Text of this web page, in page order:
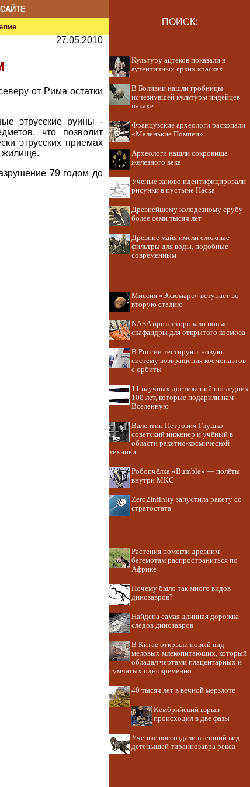
ПОИСК:
27.05.2010
от Рима остатки
этрусские руины -
что позволит
этрусских приемах
жилище.
79 годом до
Культуру ацтеков показали в
аутентичных ярких красках
В Боливии нашли гробницы
исчезнувшей культуры индейцев
пакахе
Французские археологи раскопали
«Маленькие Помпеи»
Археологи нашли сокровища
железного века
Ученые заново идентифицировали
рисунки в пустыне Наска
Древнейшему колодезному срубу
более семи тысяч лет
Древние майя имели сложные
фильтры для воды, подобные
современным
Миссия «Экзомарс» вступает во
вторую стадию
NASA протестировало новые
скафандры для открытого космоса
В России тестируют новую
систему возвращения космонавтов
с орбиты
11 научных достижений последних
100 лет, которые подарили нам
Вселенную
Валентин Петрович Глушко -
советский инженер и учёный в
области ракетно-космической
техники
Робопчёлка «Bumble» — полёты
внутри МКС
Zero2Infinity запустила ракету со
стратостата
Растения помогли древним
бегемотам распространиться по
Африке
Почему было так много видов
динозавров?
Найдена самая длинная дорожка
следов динозавров
В Китае открыли новый вид
меловых млекопитающих, который
обладал чертами плацентарных и
сумчатых одновременно
40 тысяч лет в вечной мерзлоте
Кембрийский взрыв
происходил в две фазы
Ученые воссоздали внешний вид
детенышей тираннозавра рекса